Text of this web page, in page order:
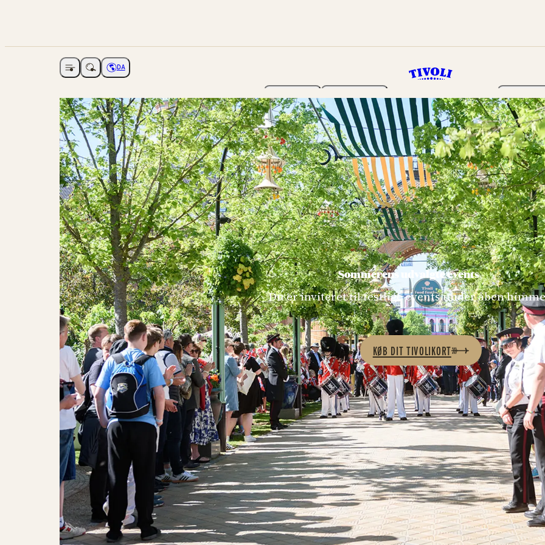
Åbne navigationVælg sprog
DA
Haven Program Billetter
Sommerens udvalgte events
Du er inviteret til festlige events under åben
KØB DIT TIVOLIKORT